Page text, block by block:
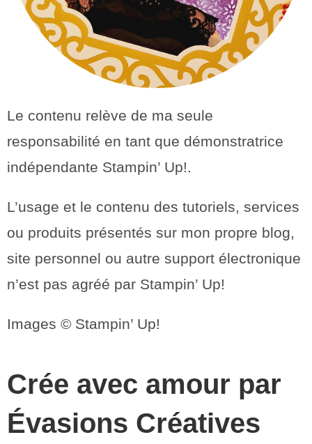
Le contenu relève de ma seule
responsabilité en tant que démonstratrice
indépendante Stampin’ Up!.
L’usage et le contenu des tutoriels, services
ou produits présentés sur mon propre blog,
site personnel ou autre support électronique
n’est pas agréé par Stampin’ Up!
Images © Stampin’ Up!
Crée avec amour par
Évasions Créatives